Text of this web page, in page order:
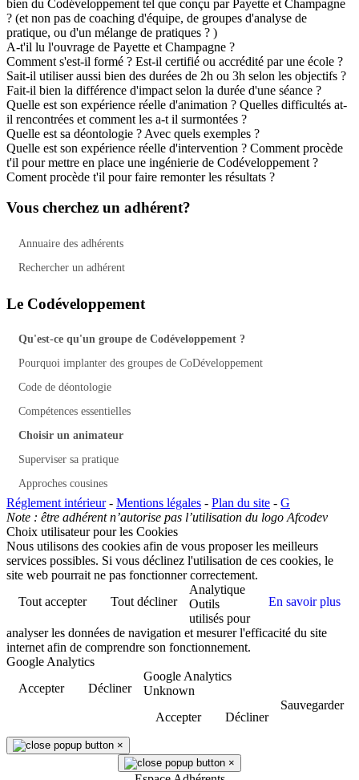
bien du Codéveloppement tel que conçu par Payette et Champagne
? (et non pas de coaching d'équipe, de groupes d'analyse de
pratique, ou d'un mélange de pratiques ? )
A-t'il lu l'ouvrage de Payette et Champagne ?
Comment s'est-il formé ? Est-il certifié ou accrédité par une école ?
Sait-il utiliser aussi bien des durées de 2h ou 3h selon les objectifs ?
Fait-il bien la différence d'impact selon la durée d'une séance ?
Quelle est son expérience réelle d'animation ? Quelles difficultés at-
il rencontrées et comment les a-t il surmontées ?
Quelle est sa déontologie ? Avec quels exemples ?
Quelle est son expérience réelle d'intervention ? Comment procède
t'il pour mettre en place une ingénierie de Codéveloppement ?
Coment procède t'il pour faire remonter les résultats ?
Vous cherchez un adhérent?
Annuaire des adhérents
Rechercher un adhérent
Le Codéveloppement
Qu'est-ce qu'un groupe de Codéveloppement ?
Pourquoi implanter des groupes de CoDéveloppement
Code de déontologie
Compétences essentielles
Choisir un animateur
Superviser sa pratique
Approches cousines
Réglement intérieur- Mentions légales - Plan du site - G
Note : être adhérent n’autorise pas l’utilisation du logo Afcodev
Choix utilisateur pour les Cookies
Nous utilisons des cookies afin de vous proposer les meilleurs
services possibles. Si vous déclinez l'utilisation de ces cookies, le
site web pourrait ne pas fonctionner correctement.
Tout accepter
Tout décliner En savoir plus
Analytique
Outils
utilisés pour
analyser les données de navigation et mesurer l'efficacité du site
internet afin de comprendre son fonctionnement.
Google Analytics
Accepter
Décliner
Google Analytics
Unknown
Accepter
Décliner
Sauvegarder
×
×